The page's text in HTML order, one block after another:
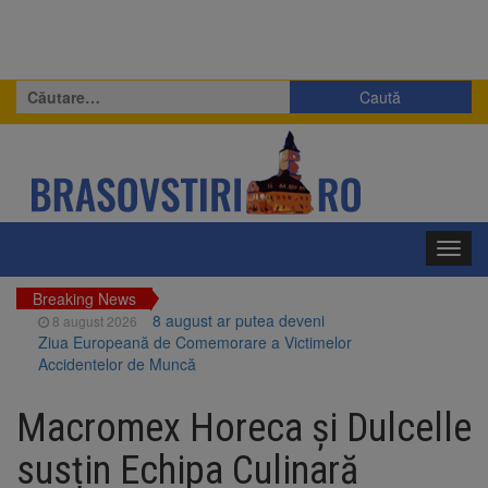
Caută
după:
Breaking News
8 august 2026
8 august ar putea deveni
Ziua Europeană de Comemorare a Victimelor
Accidentelor de Muncă
fostului complex Duplex 91, de lângă Piața
Star
8 august 2026
Ungaria renunță la apelul
pentru reducerea consumului de energie.
Macromex Horeca și Dulcelle
susțin Echipa Culinară